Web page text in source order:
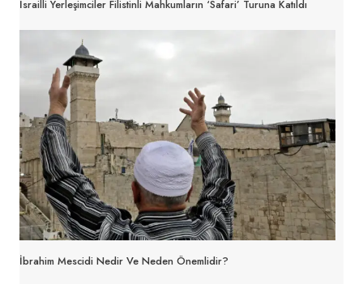
İsrailli Yerleşimciler Filistinli Mahkumların ‘Safari’ Turuna Katıldı
İbrahim Mescidi Nedir Ve Neden Önemlidir?